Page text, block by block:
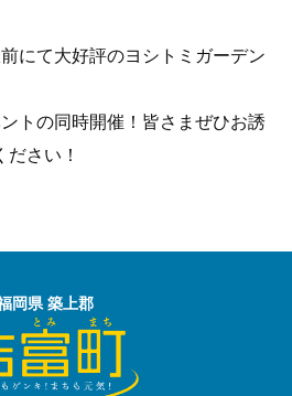
にて大好評のヨシトミガーデン
トの同時開催！皆さまぜひお誘
さい！
岡県 築上郡